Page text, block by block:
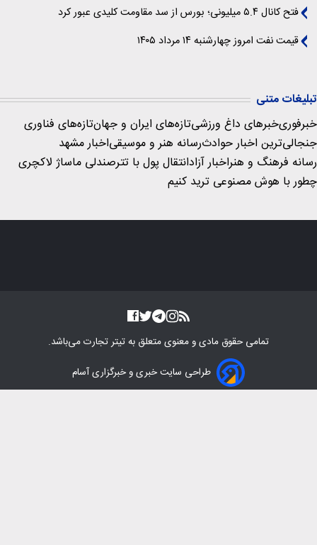
فتح کانال ۵.۴ میلیونی؛ بورس از سد مقاومت کلیدی عبور کرد
قیمت نفت امروز چهارشنبه ۱۴ مرداد ۱۴۰۵
تبلیغات متنی
خبرفوریخبرهای داغ ورزشیتازه‌های ایران و جهانتازه‌های فناوری
جنجالی‌ترین اخبار حوادثرسانه هنر و موسیقیاخبار مشهد
رسانه فرهنگ و هنراخبار آزادانتقال پول با تترصندلی ماساژ لاکچری
چطور با هوش مصنوعی ترید کنیم
تمامی حقوق مادی و معنوی متعلق بهتیتر تجارتمی‌باشد.
طراحی سایت خبری و خبرگزاری آسام